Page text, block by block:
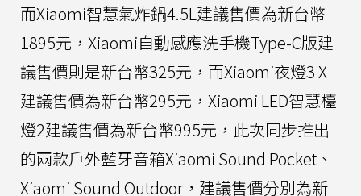
而Xiaomi智慧氣炸鍋4.5L建議售價為新台幣
1895元，Xiaomi自動感應洗手機Type-C版建
議售價則是新台幣325元，而Xiaomi夜燈3 X
建議售價為新台幣295元，Xiaomi LED智慧檯
燈2建議售價為新台幣995元，此次同步推出
的兩款戶外藍牙音箱Xiaomi Sound Pocket、
Xiaomi Sound Outdoor，建議售價分別為新